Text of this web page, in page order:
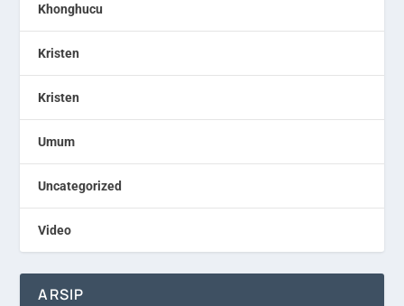
Khonghucu
Kristen
Kristen
Umum
Uncategorized
Video
ARSIP